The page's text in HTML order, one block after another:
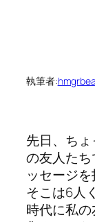
執筆者:
先日、ち
の友人たち
ッセージを
そこは6人
時代に私